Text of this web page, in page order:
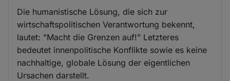
Die humanistische Lösung, die sich zur
wirtschaftspolitischen Verantwortung bekennt,
lautet: "Macht die Grenzen auf!" Letzteres
bedeutet innenpolitische Konflikte sowie es keine
nachhaltige, globale Lösung der eigentlichen
Ursachen darstellt.